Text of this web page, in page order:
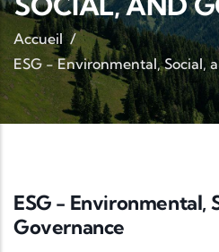
Accueil /
ESG - Environmental, Social,
ESG - Environmental,
Governance